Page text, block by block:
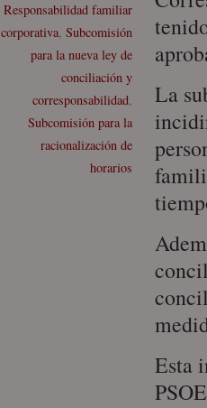
Responsabilidad familiar
corporativa, Subcomisión
para la nueva ley de
conciliación y
corresponsabilidad,
Subcomisión para la
racionalización de
horarios
La
Esta